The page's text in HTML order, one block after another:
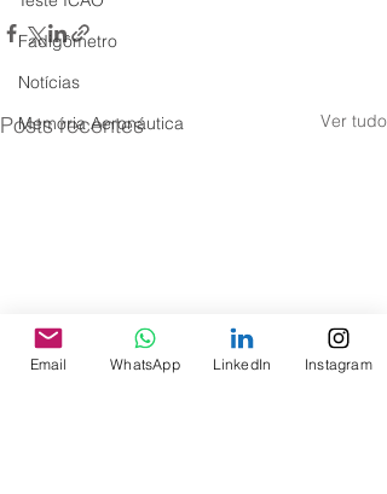
Fadigômetro
Notícias
Memória Aeronáutica
Posts recentes Ver tudo
Email WhatsApp LinkedIn Instagram